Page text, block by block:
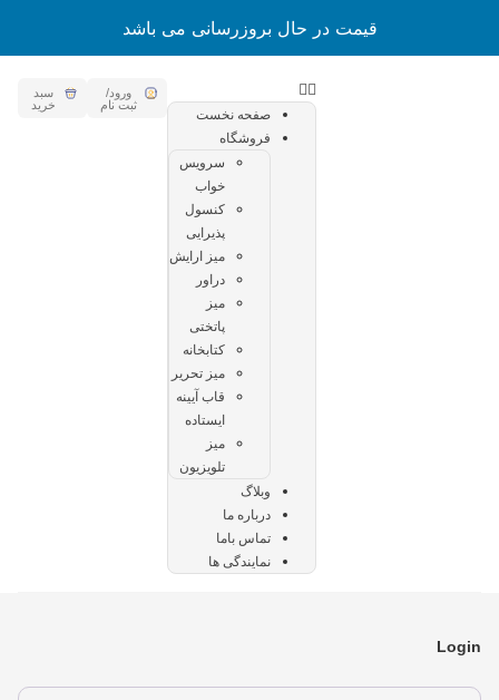
قیمت در حال بروزرسانی می باشد
صفحه نخست
فروشگاه
سرویس
خواب
کنسول
پذیرایی
میز ارایش
دراور
میز
پاتختی
کتابخانه
میز تحریر
قاب آیینه
ایستاده
میز
تلویزیون
وبلاگ
درباره ما
تماس باما
نمایندگی ها
ورود/
ثبت نام
سبد
خرید
Login